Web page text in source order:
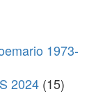
1973-
2024 (15)